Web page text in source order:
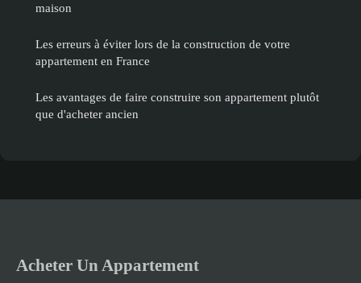
maison
Les erreurs à éviter lors de la construction de votre
appartement en France
Les avantages de faire construire son appartement plutôt
que d'acheter ancien
Acheter Un Appartement